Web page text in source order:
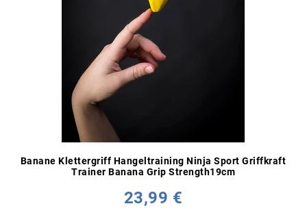
Banane Klettergriff Hangeltraining Ninja Sport Griffkraft
Trainer Banana Grip Strength19cm
23,99 €